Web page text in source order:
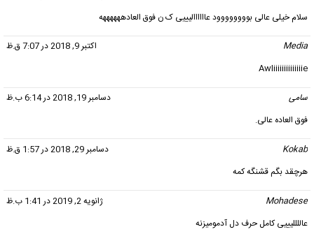
سلام خیلی عالی بوووووووود عاااااالیییی ک ن فوق العادههههههه
Media
اکتبر 9, 2018 در 7:07 ق.ظ
Awliiiiiiiiiiiiiie
سامی
دسامبر 19, 2018 در 6:14 ب.ظ
فوق العاده عالی.
Kokab
دسامبر 29, 2018 در 1:57 ق.ظ
هرچقد بگم قشنگه کمه
Mohadese
ژانویه 2, 2019 در 1:41 ب.ظ
عاللللیییی کامل حرف دل آدمومیزنه